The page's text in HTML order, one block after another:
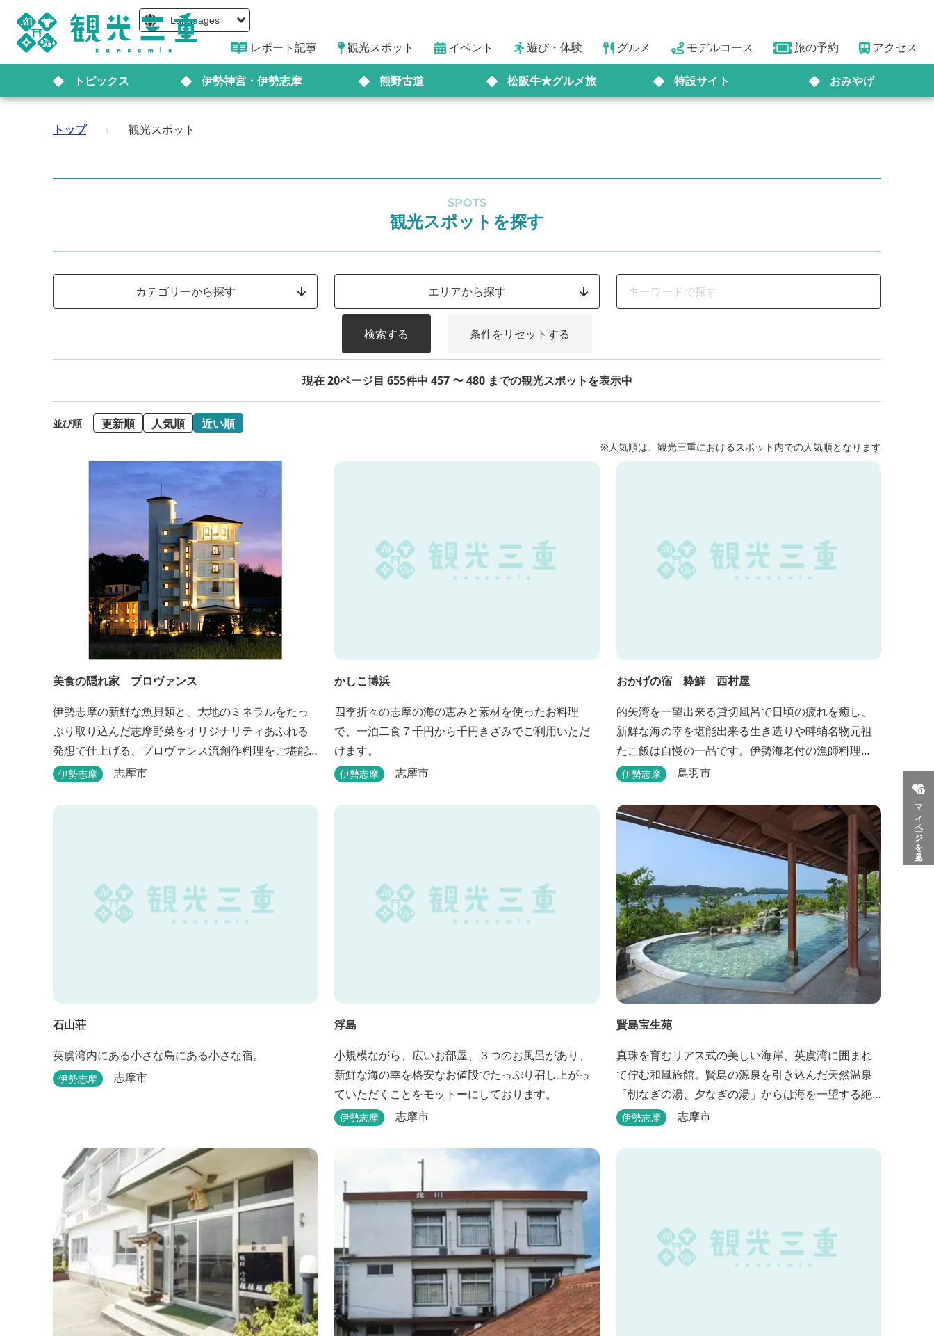
Languages
レポート記事 観光スポット イベント 遊び・体験 グルメ モデルコース 旅の予約 アクセス
トピックス 伊勢神宮・伊勢志摩 熊野古道 松阪牛★グルメ旅 特設サイト おみやげ
マイページを見る
トップ › 観光スポット
SPOTS
観光スポットを探す
カテゴリーから探す エリアから探す
検索する 条件をリセットする
現在 20ページ目 655件中 457 〜 480 までの観光スポットを表示中
並び順 更新順 人気順 近い順
※人気順は、観光三重におけるスポット内での人気順となります
美食の隠れ家 プロヴァンス
伊勢志摩の新鮮な魚貝類と、大地のミネラルをたっ
ぷり取り込んだ志摩野菜をオリジナリティあふれる
発想で仕上げる、プロヴァンス流創作料理をご堪能
いただけます。 館内では本格的な天体観測を日数限
ジュがご案内いたします。
伊勢志摩 志摩市
かしこ博浜
四季折々の志摩の海の恵みと素材を使ったお料理
で、一泊二食７千円から千円きざみでご利用いただ
けます。
伊勢志摩 志摩市
おかげの宿 粋鮮 西村屋
的矢湾を一望出来る貸切風呂で日頃の疲れを癒し、
新鮮な海の幸を堪能出来る生き造りや畔蛸名物元祖
たこ飯は自慢の一品です。伊勢海老付の漁師料理
で、心身ともにやすらぎのひとときを。
伊勢志摩 鳥羽市
石山荘
英虞湾内にある小さな島にある小さな宿。
伊勢志摩 志摩市
浮島
小規模ながら、広いお部屋、３つのお風呂があり、
新鮮な海の幸を格安なお値段でたっぷり召し上がっ
ていただくことをモットーにしております。
伊勢志摩 志摩市
賢島宝生苑
真珠を育むリアス式の美しい海岸、英虞湾に囲まれ
て佇む和風旅館。賢島の源泉を引き込んだ天然温泉
「朝なぎの湯、夕なぎの湯」からは海を一望する絶
景を愉しめる。また、夕食では海の幸を中心とした
伊勢志摩 志摩市